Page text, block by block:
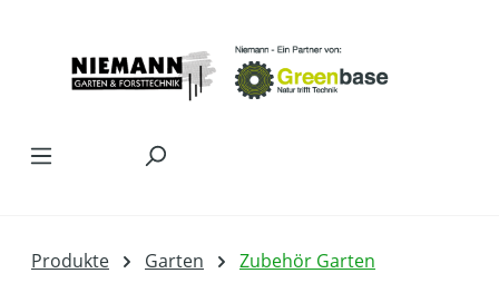
Produkte Garten Zubehör Garten